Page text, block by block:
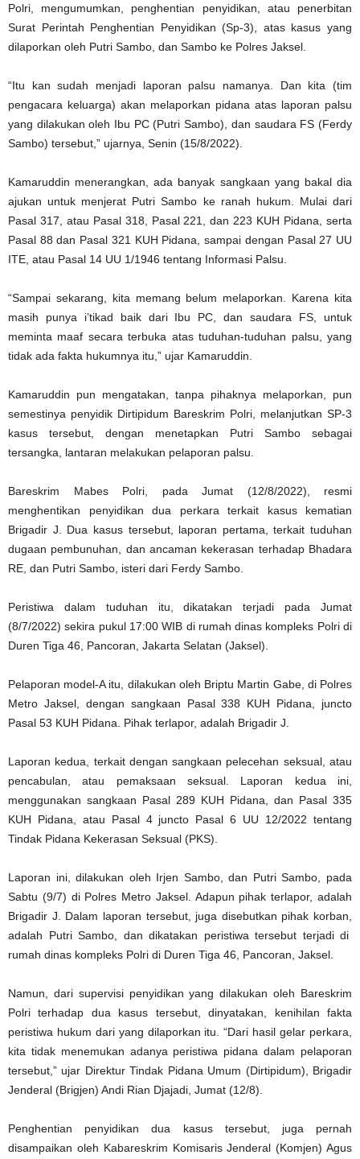
Polri, mengumumkan, penghentian penyidikan, atau penerbitan
Surat Perintah Penghentian Penyidikan (Sp-3), atas kasus yang
dilaporkan oleh Putri Sambo, dan Sambo ke Polres Jaksel.
“Itu kan sudah menjadi laporan palsu namanya. Dan kita (tim
pengacara keluarga) akan melaporkan pidana atas laporan palsu
yang dilakukan oleh Ibu PC (Putri Sambo), dan saudara FS (Ferdy
Sambo) tersebut,” ujarnya, Senin (15/8/2022).
Kamaruddin menerangkan, ada banyak sangkaan yang bakal dia
ajukan untuk menjerat Putri Sambo ke ranah hukum. Mulai dari
Pasal 317, atau Pasal 318, Pasal 221, dan 223 KUH Pidana, serta
Pasal 88 dan Pasal 321 KUH Pidana, sampai dengan Pasal 27 UU
ITE, atau Pasal 14 UU 1/1946 tentang Informasi Palsu.
“Sampai sekarang, kita memang belum melaporkan. Karena kita
masih punya i’tikad baik dari Ibu PC, dan saudara FS, untuk
meminta maaf secara terbuka atas tuduhan-tuduhan palsu, yang
tidak ada fakta hukumnya itu,” ujar Kamaruddin.
Kamaruddin pun mengatakan, tanpa pihaknya melaporkan, pun
semestinya penyidik Dirtipidum Bareskrim Polri, melanjutkan SP-3
kasus tersebut, dengan menetapkan Putri Sambo sebagai
tersangka, lantaran melakukan pelaporan palsu.
Bareskrim Mabes Polri, pada Jumat (12/8/2022), resmi
menghentikan penyidikan dua perkara terkait kasus kematian
Brigadir J. Dua kasus tersebut, laporan pertama, terkait tuduhan
dugaan pembunuhan, dan ancaman kekerasan terhadap Bhadara
RE, dan Putri Sambo, isteri dari Ferdy Sambo.
Peristiwa dalam tuduhan itu, dikatakan terjadi pada Jumat
(8/7/2022) sekira pukul 17:00 WIB di rumah dinas kompleks Polri di
Duren Tiga 46, Pancoran, Jakarta Selatan (Jaksel).
Pelaporan model-A itu, dilakukan oleh Briptu Martin Gabe, di Polres
Metro Jaksel, dengan sangkaan Pasal 338 KUH Pidana, juncto
Pasal 53 KUH Pidana. Pihak terlapor, adalah Brigadir J.
Laporan kedua, terkait dengan sangkaan pelecehan seksual, atau
pencabulan, atau pemaksaan seksual. Laporan kedua ini,
menggunakan sangkaan Pasal 289 KUH Pidana, dan Pasal 335
KUH Pidana, atau Pasal 4 juncto Pasal 6 UU 12/2022 tentang
Tindak Pidana Kekerasan Seksual (PKS).
Laporan ini, dilakukan oleh Irjen Sambo, dan Putri Sambo, pada
Sabtu (9/7) di Polres Metro Jaksel. Adapun pihak terlapor, adalah
Brigadir J. Dalam laporan tersebut, juga disebutkan pihak korban,
adalah Putri Sambo, dan dikatakan peristiwa tersebut terjadi di
rumah dinas kompleks Polri di Duren Tiga 46, Pancoran, Jaksel.
Namun, dari supervisi penyidikan yang dilakukan oleh Bareskrim
Polri terhadap dua kasus tersebut, dinyatakan, kenihilan fakta
peristiwa hukum dari yang dilaporkan itu. “Dari hasil gelar perkara,
kita tidak menemukan adanya peristiwa pidana dalam pelaporan
tersebut,” ujar Direktur Tindak Pidana Umum (Dirtipidum), Brigadir
Jenderal (Brigjen) Andi Rian Djajadi, Jumat (12/8).
Penghentian penyidikan dua kasus tersebut, juga pernah
disampaikan oleh Kabareskrim Komisaris Jenderal (Komjen) Agus